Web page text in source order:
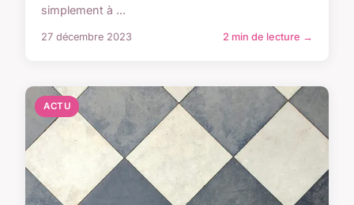
simplement à ...
27 décembre 2023 2 min de lecture →
ACTU